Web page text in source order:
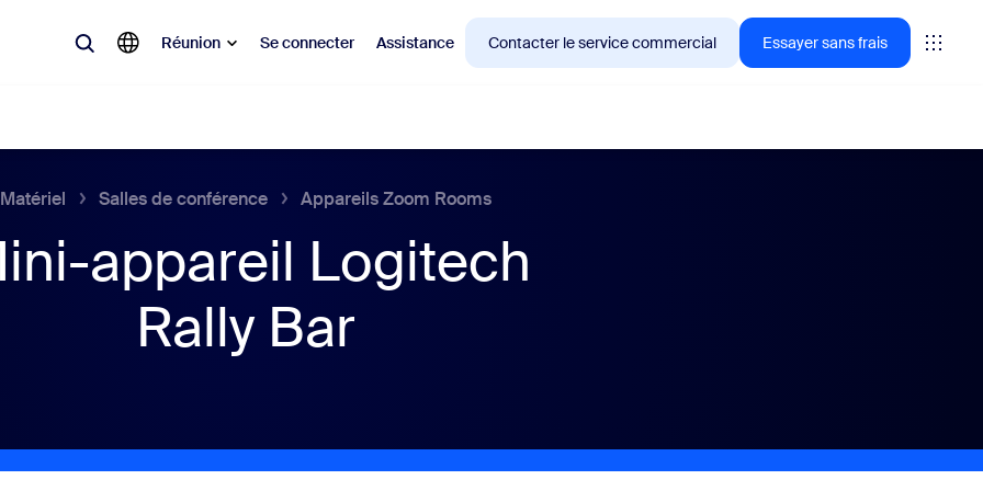
Réunion Se connecter Assistance Contacter le service commercial Essayer sans frais
en vogue, tendance, qui font le buzz : celles qui intéressent la clientèle de Zoom en ce moment.
Matériel Salles de conférence Appareils Zoom Rooms
appareil Logitech
Rally Bar